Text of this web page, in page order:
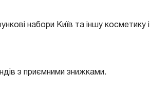
набори Київ та іншу косметику і
з приємними знижками.